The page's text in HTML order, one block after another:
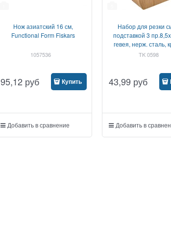
Нож азиатский 16 см,
Functional Form Fiskars
1057536
95,12 руб Купить
Добавить в сравнение
Набор для резки
подставкой 3
гевея, нерж. сталь,
TK 0598
43,99 руб
Добавить в